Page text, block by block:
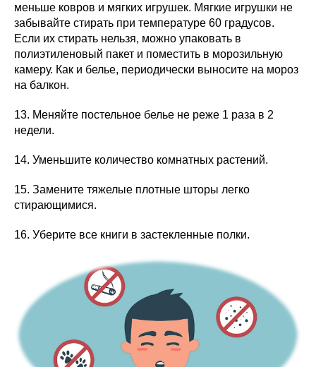
меньше ковров и мягких игрушек. Мягкие игрушки не
забывайте стирать при температуре 60 градусов.
Если их стирать нельзя, можно упаковать в
полиэтиленовый пакет и поместить в морозильную
камеру. Как и белье, периодически выносите на мороз
на балкон.
13. Меняйте постельное белье не реже 1 раза в 2
недели.
14. Уменьшите количество комнатных растений.
15. Замените тяжелые плотные шторы легко
стирающимися.
16. Уберите все книги в застекленные полки.